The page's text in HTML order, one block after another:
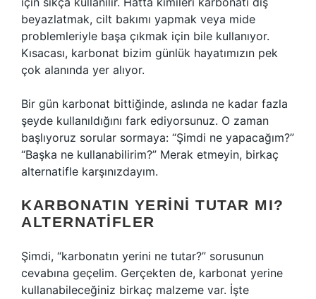
beyazlatmak, cilt bakımı yapmak veya mide
problemleriyle başa çıkmak için bile kullanıyor.
Kısacası, karbonat bizim günlük hayatımızın pek
çok alanında yer alıyor.
Bir gün karbonat bittiğinde, aslında ne kadar fazla
şeyde kullanıldığını fark ediyorsunuz. O zaman
başlıyoruz sorular sormaya: “Şimdi ne yapacağım?”
“Başka ne kullanabilirim?” Merak etmeyin, birkaç
alternatifle karşınızdayım.
KARBONATIN YERINI TUTAR MI?
ALTERNATIFLER
Şimdi, “karbonatın yerini ne tutar?” sorusunun
cevabına geçelim. Gerçekten de, karbonat yerine
kullanabileceğiniz birkaç malzeme var. İşte